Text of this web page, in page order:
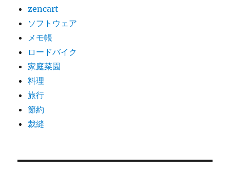
zencart
ソフトウェア
メモ帳
ロードバイク
家庭菜園
料理
旅行
節約
裁縫